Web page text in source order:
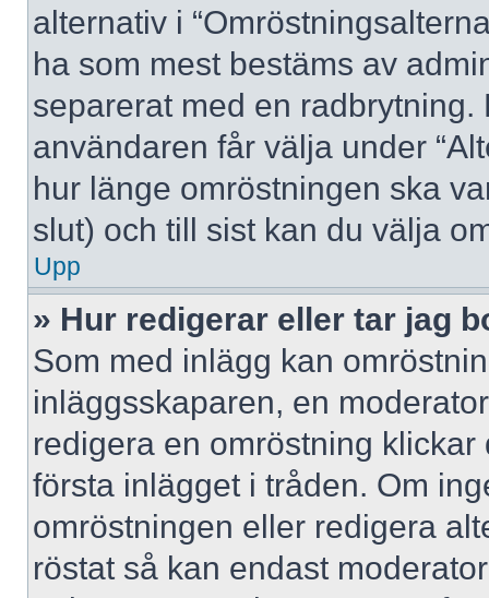
alternativ i
ha som mest bestäms av
separerat med en
användaren får välja under
hur länge omröstningen ska
slut) och till sist kan du välja
Upp
» Hur redigerar eller tar jag
Som med inlägg kan
inläggsskaparen, en
redigera en omröstning
första inlägget i tråden. Om
omröstningen eller redigera
röstat så kan endast